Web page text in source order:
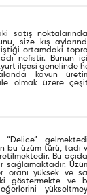
satış
size kış
ortamdaki
nefistir. Bunun
ilçesi genelinde
kavun
olmak üzere
“Delice”
bu üzüm türü, tadı
Bu
sağlamaktadır.
oranı yüksek ve
göstermekte ve